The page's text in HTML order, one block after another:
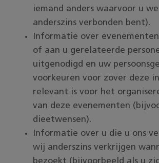
iemand anders waarvoor u
anderszins verbonden bent).
Informatie over
of aan u gerelateerde
uitgenodigd en uw
voorkeuren voor zover deze
relevant is voor het
van deze evenementen
dieetwensen).
Informatie over u die u ons
wij anderszins verkrijgen
bezoekt (bijvoorbeeld als u